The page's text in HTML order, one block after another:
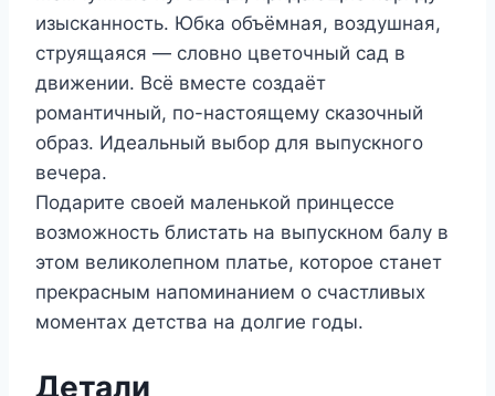
изысканность. Юбка объёмная, воздушная,
струящаяся — словно цветочный сад в
движении. Всё вместе создаёт
романтичный, по-настоящему сказочный
образ. Идеальный выбор для выпускного
вечера.
Подарите своей маленькой принцессе
возможность блистать на выпускном балу в
этом великолепном платье, которое станет
прекрасным напоминанием о счастливых
моментах детства на долгие годы.
Детали